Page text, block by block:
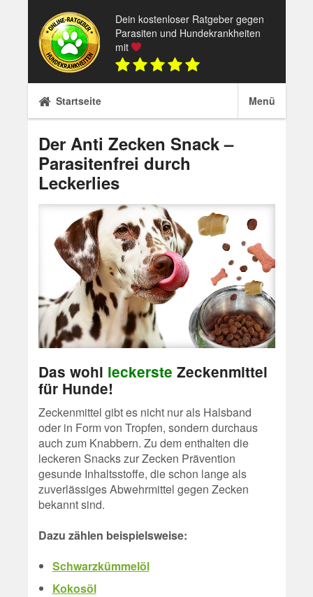
content
Dein kostenloser Ratgeber gegen
Parasiten und Hundekrankheiten
mit
Startseite Menü
Der Anti Zecken Snack –
Parasitenfrei durch
Leckerlies
Das wohl leckerste Zeckenmittel
für Hunde!
Zeckenmittel gibt es nicht nur als Halsband
oder in Form von Tropfen, sondern durchaus
auch zum Knabbern. Zu dem enthalten die
leckeren Snacks zur Zecken Prävention
gesunde Inhaltsstoffe, die schon lange als
zuverlässiges Abwehrmittel gegen Zecken
bekannt sind.
Dazu zählen beispielsweise:
Schwarzkümmelöl
Kokosöl